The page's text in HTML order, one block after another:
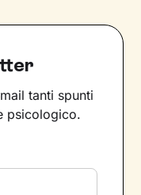
tanti spunti
psicologico.